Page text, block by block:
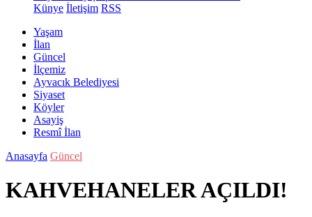
Künye İletişim RSS
Yaşam
İlan
Güncel
İlçemiz
Ayvacık Belediyesi
Siyaset
Köyler
Asayiş
Resmî İlan
Anasayfa Güncel
KAHVEHANELER AÇILDI!